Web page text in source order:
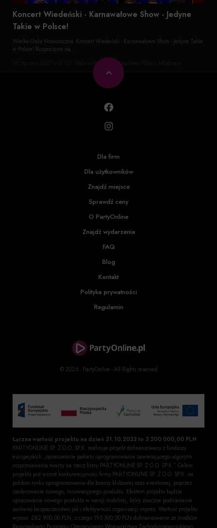
Koncert Wiedeński - Karnawałowe Show - Jedyne
Takie w Polsce!
Wielka Gala Noworoczna. Koncert Wiedeński - Karnawałowe Show - Jedyne Takie
w Polsce! Rozpoczyna się...
16 stycznia 2027 o 17:00 · Hala widowiskowo-sportowa Pałacu Młodzieży
© 2026 - PartyOnline - All Rights reserved
Dla firm
Dla użytkowników
Znajdź miejsce
Sprawdź ceny
O PartyOnline
Znajdź wydarzenia
FAQ
Blog
Kontakt
Polityka prywatności
Regulamin
Łączna wartość projektu na dzień 31.10.2023 to 3 200 000,00 PLN
PARTYONLINE SP. Z O.O. SP.K. realizuje projekt dofinansowany z funduszy
europejskich „opracowanie pakietu oprogramowania zawierającego algorytm
rozpoznawania twarzy na rzecz firmy PARTYONLINE SP. Z O.O. SP.K.”. Celem
projektu jest wzrost konkurencyjności firmy PARTYONLINE SP. Z O.O. SP.K. na
polskim rynku oprogramowania dla branży klubowej oraz eventowej, poprzez
zaoferowanie nowego, innowacyjnego produktu. Efektem projektu będzie
opracowanie nowego produktu w wersji mobilnej, który znaczne podniesienie
zarówno bezpieczeństwo jak i efektywność organizacji imprez. Wartość projektu
wynosi: 282 900,00 PLN, z czego 195 500,00 PLN dofinansowanie ze środków
Regionalnego Programu Operacyjnego Województwa Zachodniopomorskiego.